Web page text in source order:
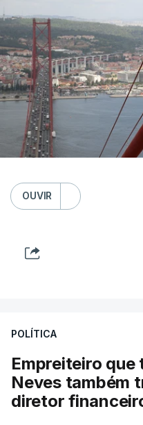
OUVIR
POLÍTICA
Empreiteiro que
Neves também
diretor